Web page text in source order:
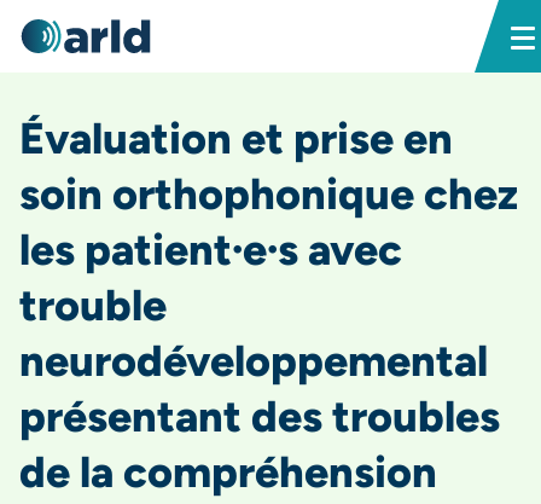
Évaluation et prise en
soin orthophonique chez
les patient·e·s avec
trouble
neurodéveloppemental
présentant des troubles
de la compréhension